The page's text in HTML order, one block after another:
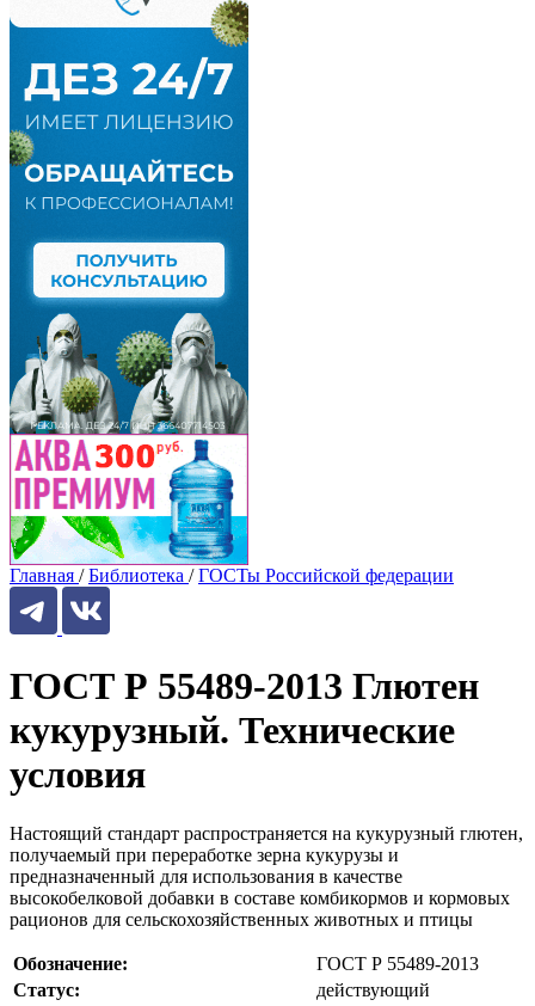
Главная / Библиотека / ГОСТы Российской федерации
ГОСТ Р 55489-2013 Глютен
кукурузный. Технические
условия
Настоящий стандарт распространяется на кукурузный глютен,
получаемый при переработке зерна кукурузы и
предназначенный для использования в качестве
высокобелковой добавки в составе комбикормов и кормовых
рационов для сельскохозяйственных животных и птицы
Обозначение:
ГОСТ Р 55489-2013
Статус:
действующий